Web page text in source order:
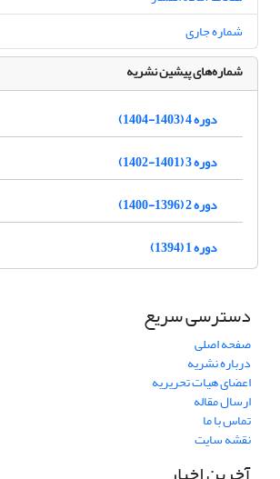
شماره جاری
شماره‌های پیشین نشریه
دوره 4 (1403-1404)
دوره 3 (1401-1402)
دوره 2 (1396-1400)
دوره 1 (1394)
دسترسی سریع
صفحه اصلی
درباره نشریه
اعضای هیات تحریریه
ارسال مقاله
تماس با ما
نقشه سایت